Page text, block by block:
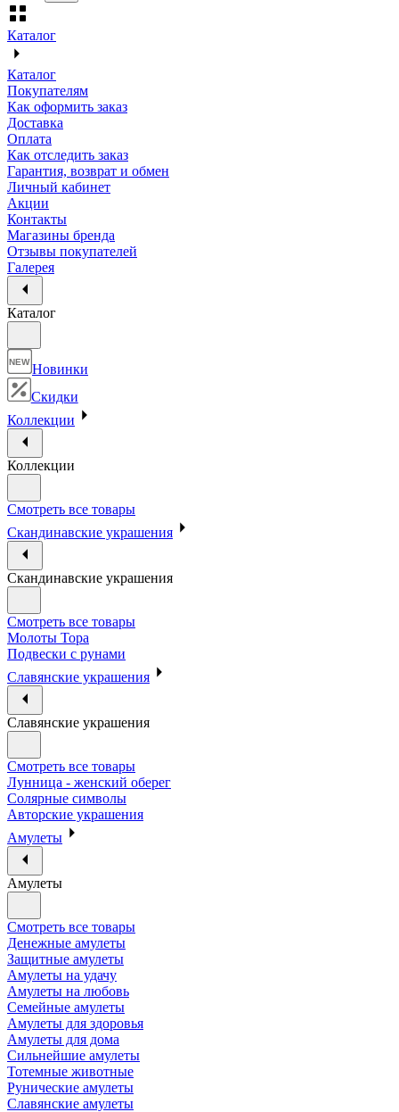
Каталог
Каталог
Покупателям
Как оформить заказ
Доставка
Оплата
Как отследить заказ
Гарантия, возврат и обмен
Личный кабинет
Акции
Контакты
Магазины бренда
Отзывы покупателей
Галерея
Каталог
NEW Новинки
Скидки
Коллекции
Коллекции
Смотреть все товары
Скандинавские украшения
Скандинавские украшения
Смотреть все товары
Молоты Тора
Подвески с рунами
Славянские украшения
Славянские украшения
Смотреть все товары
Лунница - женский оберег
Солярные символы
Авторские украшения
Амулеты
Амулеты
Смотреть все товары
Денежные амулеты
Защитные амулеты
Амулеты на удачу
Амулеты на любовь
Семейные амулеты
Амулеты для здоровья
Амулеты для дома
Сильнейшие амулеты
Тотемные животные
Рунические амулеты
Славянские амулеты